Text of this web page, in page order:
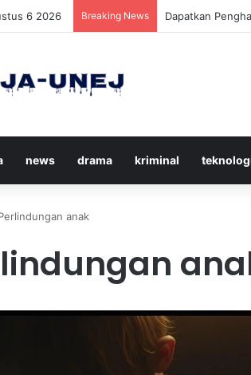
6 2026 Breaking News Cara Efektif
news drama kriminal
anak